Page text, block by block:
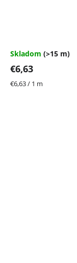
Skladom (>15 m)
€6,63
Jednotková
€6,63 / 1 m